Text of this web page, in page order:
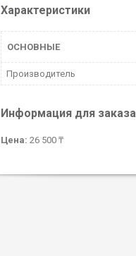
Характеристики
ОСНОВНЫЕ
Производитель
Информация для заказа
Цена: 26 500 ₸